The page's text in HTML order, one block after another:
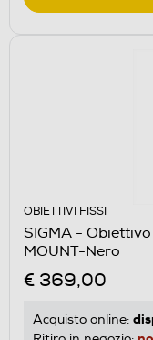
OBIETTIVI FISSI
SIGMA - Obiettivo
MOUNT-Nero
€ 369,00
Acquisto online: